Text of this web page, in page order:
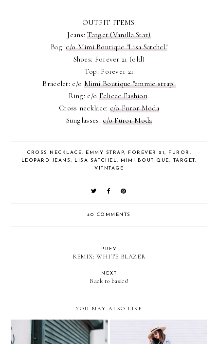
OUTFIT ITEMS:
Jeans:Target (Vanilla Star)
Bag:c/o Mimi Boutique "Lisa Satchel"
Shoes: Forever 21 (old)
Top: Forever 21
Bracelet: c/o Mimi Boutique "emmie strap"
Ring: c/o Felicee Fashion
Cross necklace: c/o Furor Moda
Sunglasses:c/o Furor Moda
CROSS NECKLACE, EMMY STRAP, FOREVER 21, FUROR ,
LEOPARD JEANS, LISA SATCHEL, MIMI BOUTIQUE, TARGET,
VITNTAGE
40 COMMENTS
PREV
REMIX: WHITE BLAZER
NEXT
Back to basics!
YOU MAY ALSO LIKE